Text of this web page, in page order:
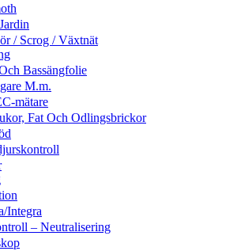
/ Scrog / Växtnät
Bassängfolie
M.m.
mätare
Fat Och Odlingsbrickor
Integra
– Neutralisering